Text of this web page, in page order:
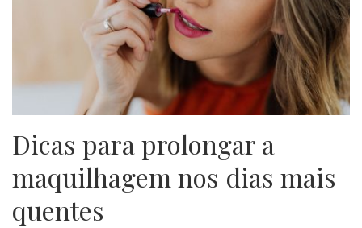
Dicas para prolongar a
maquilhagem nos dias mais
quentes